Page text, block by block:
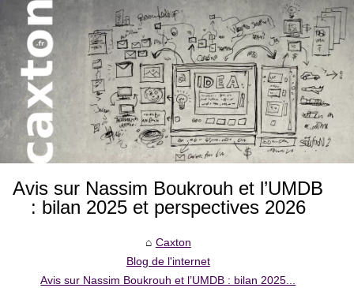
Avis sur Nassim Boukrouh et l’UMDB
: bilan 2025 et perspectives 2026
Caxton
Blog de l'internet
Avis sur Nassim Boukrouh et l’UMDB : bilan 2025...